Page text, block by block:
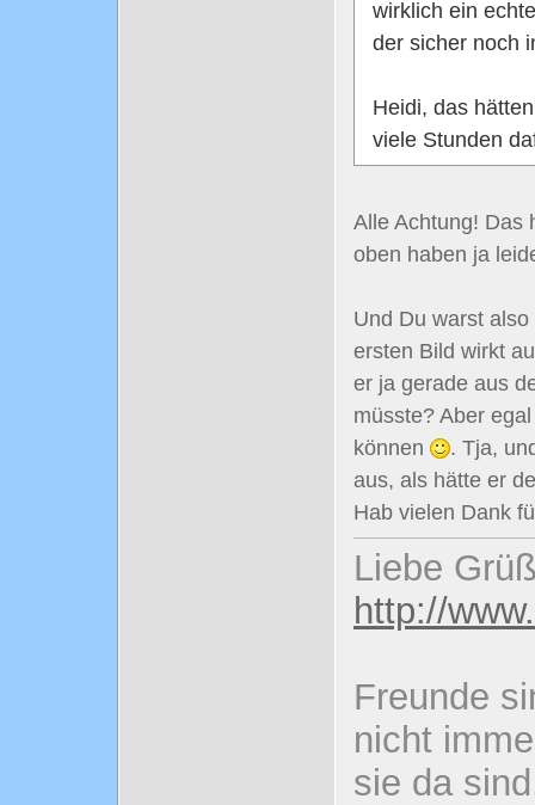
wirklich ein
der sicher noch
Heidi, das
viele Stunden
Alle Achtung! Das
oben haben ja
Und Du warst
ersten Bild wirkt
er ja gerade aus
müsste? Aber
können
. Tja,
aus, als hätte er
Hab vielen Dank
Liebe
http://
Freunde
nicht
sie da